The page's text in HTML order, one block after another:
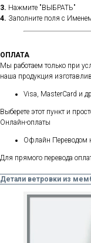
3. Нажмите "ВЫБРАТЬ"
4. Заполните поля с
ОПЛАТА
Мы работаем только при
наша продукция
Visa, MasterCard и
Выберете этот пункт и
Онлайн-оплаты
Офлайн Переводом
Для прямого перевода
Детали ветровки из